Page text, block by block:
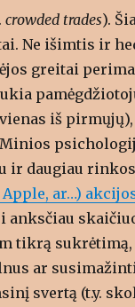
crowded trades).
Ne išimtis ir
greitai
iš
ir daugiau
Apple, ar…)
tikrą
ar
svertą (t.y.